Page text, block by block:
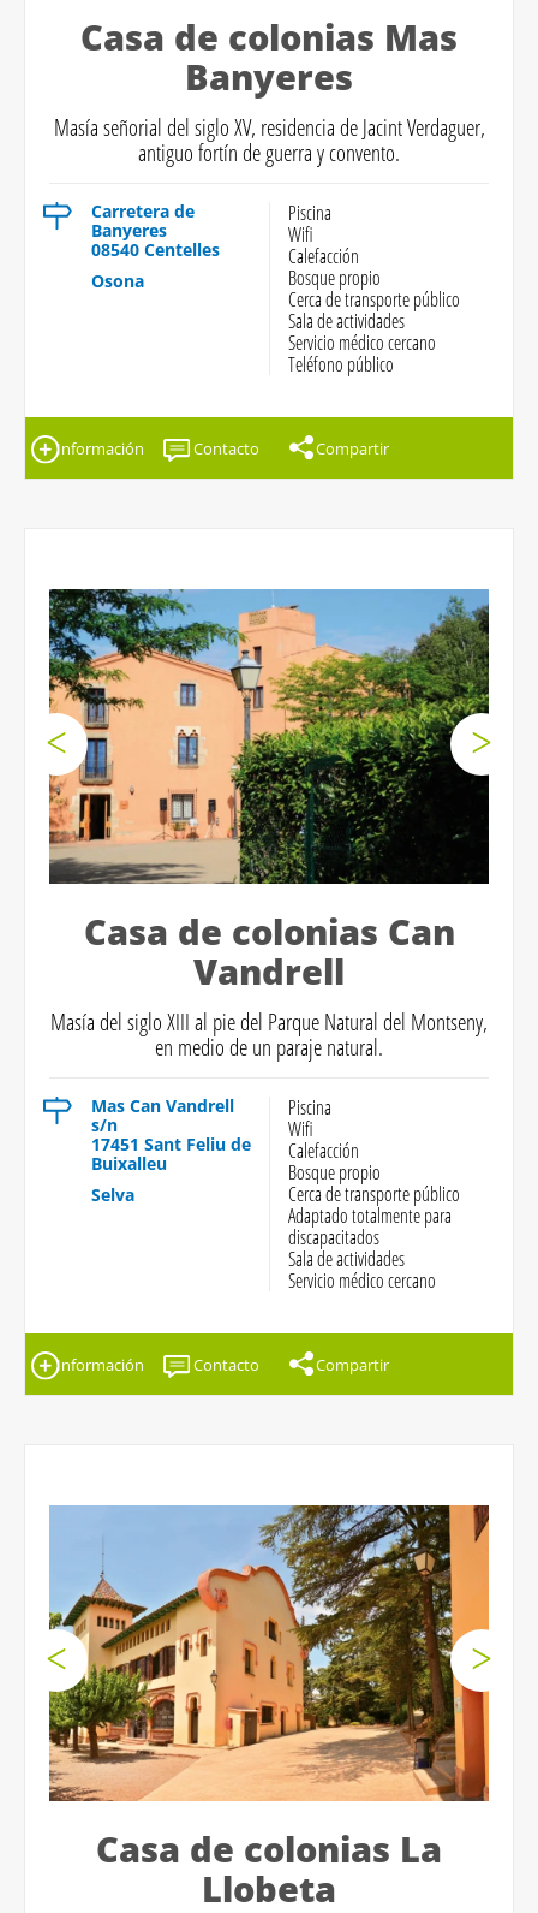
Casa de colonias Mas
Banyeres
Masía señorial del siglo XV, residencia de Jacint Verdaguer,
antiguo fortín de guerra y convento.
Carretera de
Banyeres
08540 Centelles
Osona
Piscina
Wifi
Calefacción
Bosque propio
Cerca de transporte público
Sala de actividades
Servicio médico cercano
Teléfono público
Información Contacto Compartir
Casa de colonias Can
Vandrell
Masía del siglo XIII al pie del Parque Natural del Montseny,
en medio de un paraje natural.
Mas Can Vandrell
s/n
17451 Sant Feliu de
Buixalleu
Selva
Piscina
Wifi
Calefacción
Bosque propio
Cerca de transporte público
Adaptado totalmente para
discapacitados
Sala de actividades
Servicio médico cercano
Información Contacto Compartir
Casa de colonias La
Llobeta